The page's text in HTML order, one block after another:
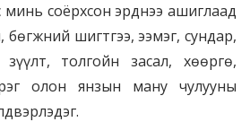
минь соёрхсон эрднээ ашиглаад
бөгжний шигтгээ, ээмэг, сундар,
зүүлт, толгойн засал, хөөргө,
олон янзын ману чулууны